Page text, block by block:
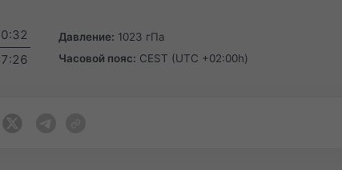
Давление: 1023 гПа
Часовой пояс: CEST (UTC +02:00h)